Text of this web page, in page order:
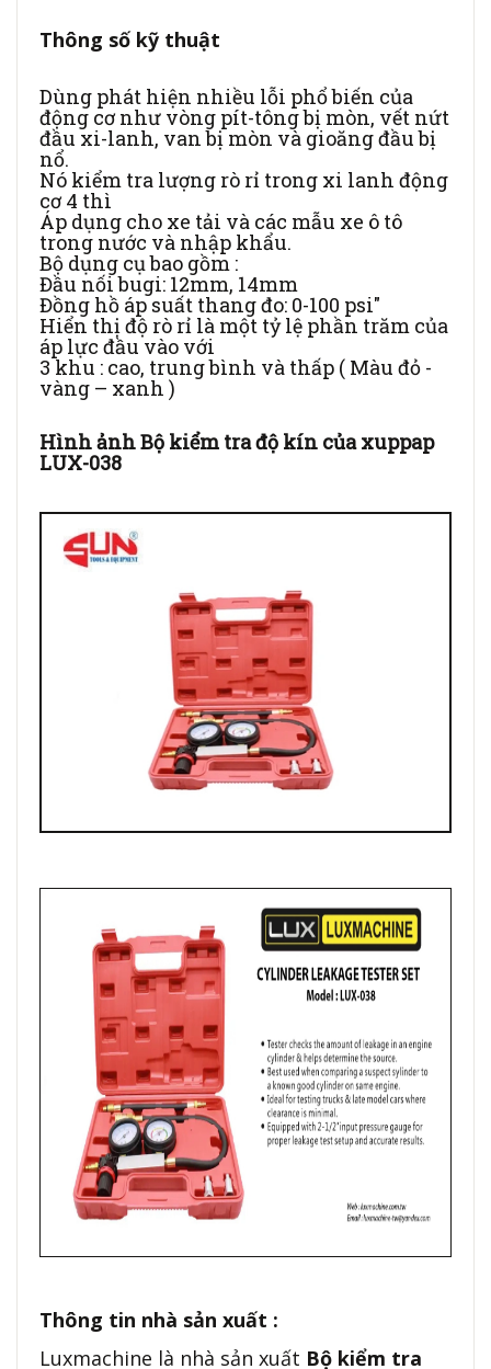
Thông số kỹ thuật
Dùng phát hiện nhiều lỗi phổ biến của
động cơ như vòng pít-tông bị mòn, vết nứt
đầu xi-lanh, van bị mòn và gioăng đầu bị
nổ.
Nó kiểm tra lượng rò rỉ trong xi lanh động
cơ 4 thì
Áp dụng cho xe tải và các mẫu xe ô tô
trong nước và nhập khẩu.
Bộ dụng cụ bao gồm :
Đầu nối bugi: 12mm, 14mm
Đồng hồ áp suất thang đo: 0-100 psi"
Hiển thị độ rò rỉ là một tỷ lệ phần trăm của
áp lực đầu vào với
3 khu : cao, trung bình và thấp ( Màu đỏ -
vàng – xanh )
Hình ảnh Bộ kiểm tra độ kín của xuppap
LUX-038
Thông tin nhà sản xuất :
Luxmachine là nhà sản xuất Bộ kiểm tra